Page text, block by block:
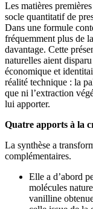
Les matières
socle quantitatif de
Dans une formule
fréquemment plus de
davantage. Cette
naturelles aient
économique et
réalité technique : la
que ni l’extraction
lui apporter.
Quatre apports à la
La synthèse a
complémentaires.
Elle a d’abord
molécules
vanilline